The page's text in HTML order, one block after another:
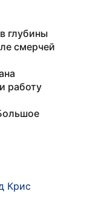
глубины
смерчей
работу
Крис